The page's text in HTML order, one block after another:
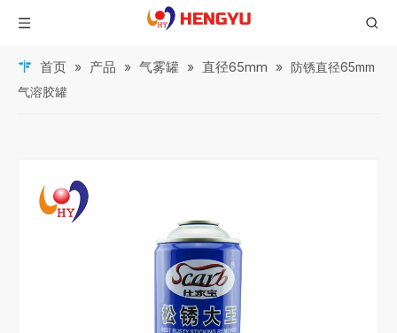
首页 » 产品 » 气雾罐 » 直径65mm » 防锈直径65mm
气溶胶罐